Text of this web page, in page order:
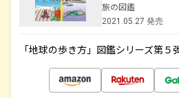
旅の図鑑
2021.05.27 発売
「地球の歩き方」図鑑シリーズ第５